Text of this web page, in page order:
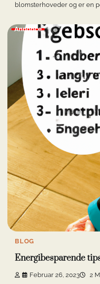
blomsterhoveder og er en
Annonce
BLOG
Energibesparende
Februar 26, 2023 2